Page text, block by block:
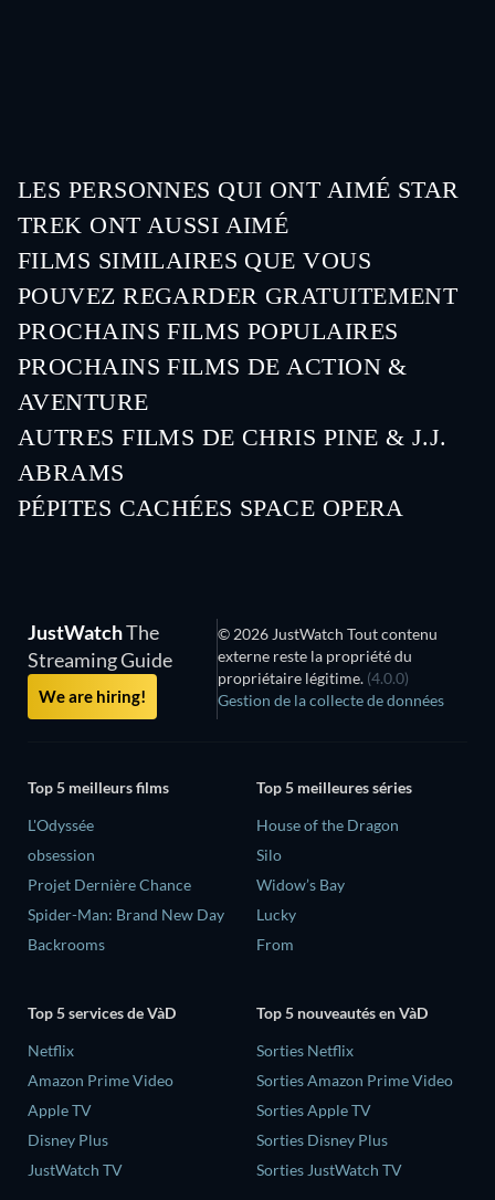
LES PERSONNES QUI ONT AIMÉ STAR
TREK ONT AUSSI AIMÉ
FILMS SIMILAIRES QUE VOUS
POUVEZ REGARDER GRATUITEMENT
PROCHAINS FILMS POPULAIRES
PROCHAINS FILMS DE ACTION &
AVENTURE
AUTRES FILMS DE CHRIS PINE & J.J.
ABRAMS
PÉPITES CACHÉES SPACE OPERA
Série
JustWatchThe
Streaming Guide
We are hiring!
© 2026 JustWatch Tout contenu
externe reste la propriété du
propriétaire légitime. (4.0.0)
Gestion de la collecte de données
Top 5 meilleurs films
L'Odyssée
obsession
Projet Dernière Chance
Spider-Man: Brand New Day
Backrooms
Top 5 meilleures séries
House of the Dragon
Silo
Widow’s Bay
Lucky
From
Top 5 services de VàD
Netflix
Amazon Prime Video
Apple TV
Disney Plus
JustWatch TV
Top 5 nouveautés en VàD
Sorties Netflix
Sorties Amazon Prime Video
Sorties Apple TV
Sorties Disney Plus
Sorties JustWatch TV